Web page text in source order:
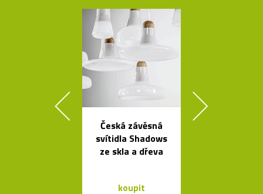
Česká závěsná
svítidla Shadows
ze skla a dřeva
koupit